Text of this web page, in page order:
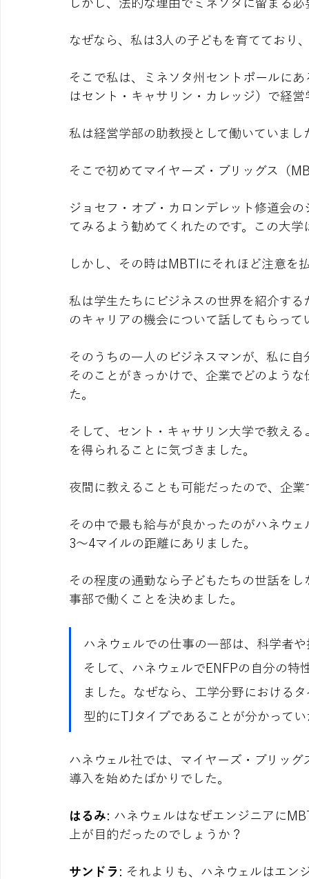
しかし、法的な理由でミネソタに留まる
なぜなら、私は3人の子どもを育てており
そこで私は、ミネソタ州セントポールに
はセント・キャサリン・カレッジ）で経
私は経営学部の助教授として働いていまし
そこで初めてマイヤーズ・ブリッグス（
ジョセフ・オブ・カロンデレット修道会
てみるよう勧めてくれたのです。この大
しかし、その時はMBTIにそれほど注意を
私は学生たちにビジネスの世界を紹介す
のキャリアの機会について話してもらって
そのうちの一人のビジネスマンが、私に
そのことがきっかけで、企業でどのよう
た。
そして、セント・キャサリン大学で教え
を得られることに気づきました。
夜間に教えることも可能だったので、企
その中で最も給与が良かったのがハネウ
3～4マイルの距離にありました。
その程度の通勤なら子どもたちの世話を
事部で働くことを決めました。
ハネウェルでの仕事の一部は、科学者
そして、ハネウェルでENFPの自分の特
ました。なぜなら、工学分野における
型的にTJタイプであることが分かってい
ハネウェル社では、マイヤーズ・ブリッ
導入を始めたばかりでした。
はるみ: ハネウェルはなぜエンジニアに
上が目的だったのでしょうか？
サンドラ : それよりも、ハネウェルはエン